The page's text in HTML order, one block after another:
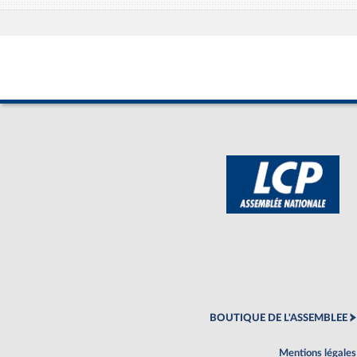
BOUTIQUE DE L'ASSEMBLEE
Mentions légales